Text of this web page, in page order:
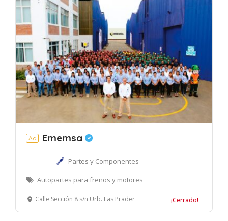
Ad Ememsa
Partes y Componentes
Autopartes para frenos y motores
Calle Sección 8 s/n Urb. Las Praderas de Lurín, Lurín, Lima – Perú. ¡Cerrado!